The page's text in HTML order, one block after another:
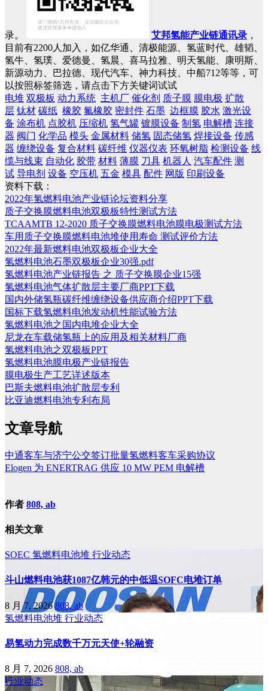
录。 艾邦氢能产业链通讯录 ，
目前有2200人加入，如亿华通、清极能源、氢蓝时代、雄韬、
氢牛、氢璞、爱德曼、氢晨、喜马拉雅、明天氢能、康明斯、
新源动力、巴拉德、现代汽车、神力科技、中船712等等，可
以按照标签筛选，请点击下方关键词试试
电堆 双极板 动力系统 主机厂 催化剂 质子膜 膜电极 扩散
层 钛材 碳纸 橡胶 氟橡胶 密封件 石墨 边框膜 胶水 激光设
备 涂布机 点胶机 压缩机 氢气罐 镀膜设备 制氢 电解槽 连接
器 阀门 化学品 模头 金属材料 储氢 固态储氢 焊接设备 传感
器 缠绕设备 复合材料 碳纤维 仪器仪表 环氧树脂 检测设备 线
缆与线束 自动化 胶带 材料 薄膜 刀具 机器人 汽车配件 测
试 导电剂 设备 空压机 五金 模具 配件 网版 印刷设备
资料下载：
2022年氢燃料电池产业链论坛资料分享
质子交换膜燃料电池双极板特性测试方法
TCAAMTB 12-2020 质子交换膜燃料电池膜电极测试方法
车用质子交换膜燃料电池堆使用寿命 测试评价方法
2022年最新燃料电池双极板企业大全
氢燃料电池石墨双极板企业30强.pdf
氢燃料电池产业链报告 之 质子交换膜企业15强
氢燃料电池气体扩散层主要厂商PPT下载
国内外储氢瓶碳纤维缠绕设备供应商介绍PPT下载
国标下载氢燃料电池发动机性能试验方法
氢燃料电池之国内电堆企业大全
尼龙在车载储氢瓶上的应用及相关材料厂商
氢燃料电池之双极板PPT
氢燃料电池膜电极产业链报告
膜电极生产工艺详述版本
巴斯夫燃料电池扩散层专利
比亚迪燃料电池专利布局
文章导航
中通客车与济宁公交签订批量氢燃料客车采购协议
Elogen 为 ENERTRAG 供应 10 MW PEM 电解槽
作者 808, ab
相关文章
SOEC 氢燃料电池堆 行业动态
斗山燃料电池获1087亿韩元的中低温SOFC电堆订单
8 月 7, 2026808, ab
氢燃料电池堆 行业动态
易氢动力完成数千万元天使+轮融资
8 月 7, 2026 808, ab
行业动态